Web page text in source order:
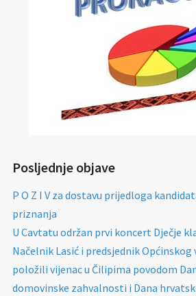
Posljednje objave
P O Z I V za dostavu prijedloga
priznanja
U Cavtatu održan prvi koncert Dječje
Načelnik Lasić i predsjednik Općinskog
položili vijenac u Čilipima povodom
domovinske zahvalnosti i Dana